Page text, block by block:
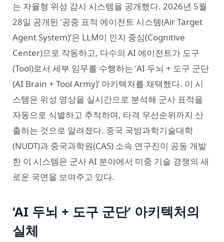
는 자율형 위성 감시 시스템을 공개했다. 2026년 5월
28일 공개된 ‘공중 표적 에이전트 시스템(Air Target
Agent System)’은 LLM이 인지 중심(Cognitive
Center)으로 작동하고, 다수의 AI 에이전트가 도구
(Tool)로서 세부 임무를 수행하는 ‘AI 두뇌 + 도구 군단
(AI Brain + Tool Army)’ 아키텍처를 채택했다. 이 시
스템은 위성 영상을 실시간으로 분석해 군사 표적을
자동으로 식별하고 추적하며, 타격 우선순위까지 산
출하는 것으로 알려졌다. 중국 국방과학기술대학
(NUDT)과 중국과학원(CAS) 소속 연구진이 공동 개발
한 이 시스템은 군사 AI 분야에서 미중 기술 경쟁의 새
로운 국면을 보여주고 있다.
‘AI 두뇌 + 도구 군단’ 아키텍처의
실체